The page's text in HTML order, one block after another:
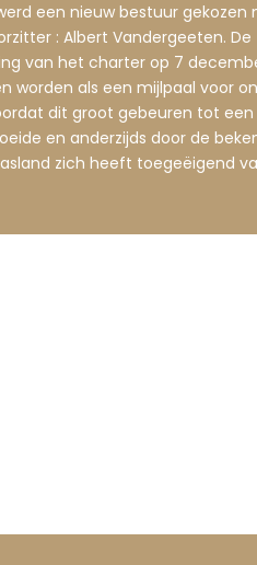
een nieuw bestuur gekozen
: Albert Vandergeeten. De
van het charter op 7
worden als een mijlpaal voor
dit groot gebeuren tot een
en anderzijds door de
zich heeft toegeëigend